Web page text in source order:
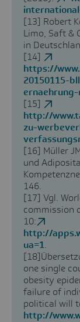
[13] Robert
Limo, Saft &
in
[14]
https://
20150115-
[15]
http://
zu-
[16] Müller
und
146.
[17] Vgl.
commission
10:
http://
ua=1.
[18]
one single
obesity
failure of
political will
http://